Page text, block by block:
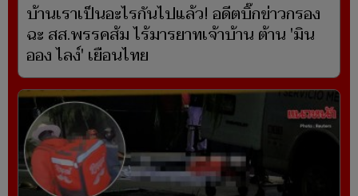
บ้านเราเป็นอะไรกันไปแล้ว! อดีตบิ๊กข่าวกรอง
ฉะ สส.พรรคส้ม ไร้มารยาทเจ้าบ้าน ต้าน 'มิน
ออง ไลง์' เยือนไทย